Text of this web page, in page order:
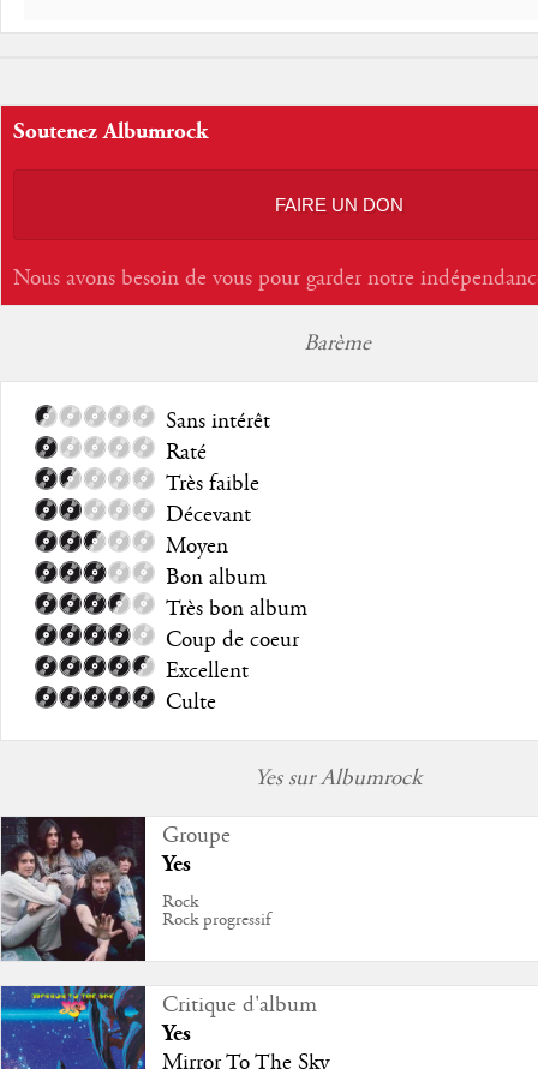
Soutenez Albumrock
FAIRE UN DON
Nous avons besoin de vous pour garder notre
Barème
Sans intérêt
Raté
Très faible
Décevant
Moyen
Bon album
Très bon album
Coup de coeur
Excellent
Culte
Yes sur Albumrock
Groupe
Yes
Rock
Rock progressif
Critique d'album
Yes
Mirror To The Sky